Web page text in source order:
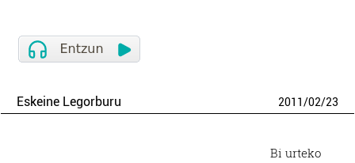
Eskeine Legorburu 2011/02/23
Bi urteko